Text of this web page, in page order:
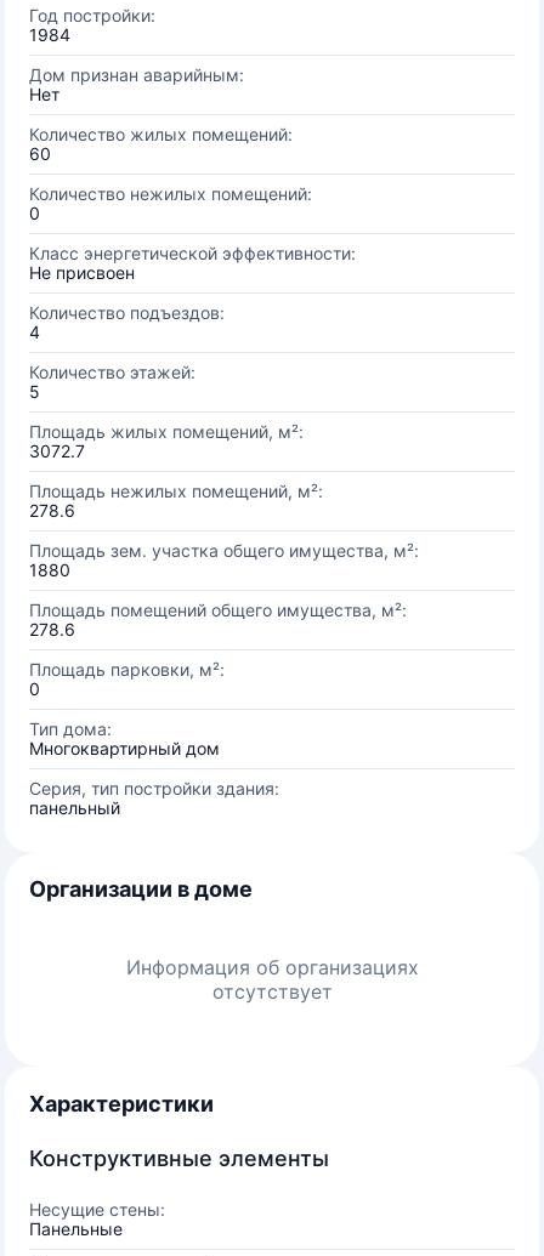
Год постройки:
1984
Дом признан аварийным:
Нет
Количество жилых помещений:
60
Количество нежилых помещений:
0
Класс энергетической эффективности:
Не присвоен
Количество подъездов:
4
Количество этажей:
5
Площадь жилых помещений, м²:
3072.7
Площадь нежилых помещений, м²:
278.6
Площадь зем. участка общего имущества, м²:
1880
Площадь помещений общего имущества, м²:
278.6
Площадь парковки, м²:
0
Тип дома:
Многоквартирный дом
Серия, тип постройки здания:
панельный
Организации в доме
Информация об организациях
отсутствует
Характеристики
Конструктивные элементы
Несущие стены:
Панельные